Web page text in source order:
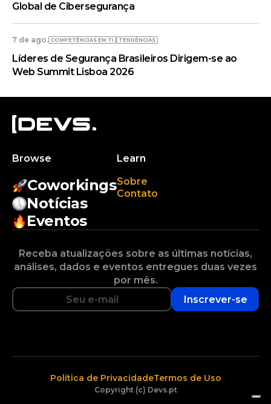
Global de Cibersegurança
7 de ago. COMPETÊNCIAS EM TI TENDÊNCIAS
Líderes de Segurança Brasileiros Dirigem-se ao
Web Summit Lisboa 2026
Browse
Coworkings
Notícias
Eventos
Learn
Sobre
Contato
Receba atualizações sobre as últimas notícias,
análises, dados e eventos entregues duas vezes
por mês.
Inscrever-se
Copyright (c) Devs.pt
Política de PrivacidadeTermos de Uso